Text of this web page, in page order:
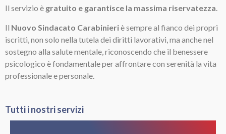
Il servizio è gratuito e garantisce la massima riservatezza.
Il Nuovo Sindacato Carabinieriè sempre al fianco dei propri
iscritti, non solo nella tutela dei diritti lavorativi, ma anche nel
sostegno alla salute mentale, riconoscendo che il benessere
psicologico è fondamentale per affrontare con serenità la vita
professionale e personale.
Tutti i nostri servizi